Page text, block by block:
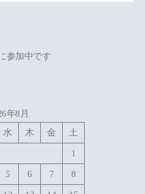
参加中です
年8月
水 木 金 土
1
5 6 7 8